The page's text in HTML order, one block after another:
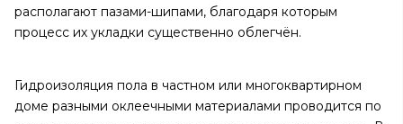
располагают пазами-шипами, благодаря которым
процесс их укладки существенно облегчён.
Гидроизоляция пола в частном или многоквартирном
доме разными оклеечными материалами проводится по